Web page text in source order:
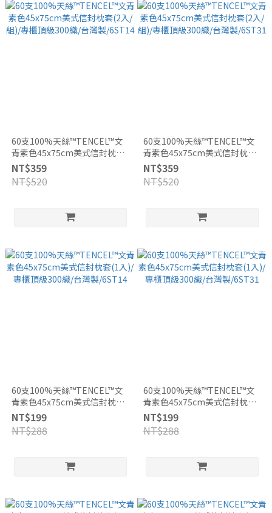
60支100%天絲™TENCEL™文
青素色45x75cm美式信封枕套
(2入/組)/專櫃頂級300織/台灣
製/6ST14
NT$359
NT$520
60支100%天絲™TENCEL™文
青素色45x75cm美式信封枕套
(2入/組)/專櫃頂級300織/台灣
製/6ST31
NT$359
NT$520
60支100%天絲™TENCEL™文
青素色45x75cm美式信封枕套
(1入)/專櫃頂級300織/台灣
製/6ST14
NT$199
NT$288
60支100%天絲™TENCEL™文
青素色45x75cm美式信封枕套
(1入)/專櫃頂級300織/台灣
製/6ST31
NT$199
NT$288